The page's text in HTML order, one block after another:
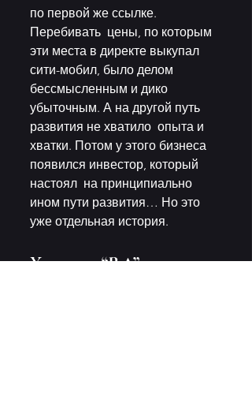
по первой же ссылке.
Перебивать  цены, по которым
эти места в директе выкупал
сити-мобил, было делом
бессмысленным и дико
убыточным. А на другой путь
развития не хватило  опыта и
хватки. Потом у этого бизнеса
появился инвестор, который
настоял  на принципиально
ином пути развития… Но это
уже отдельная история.
Холдинг “RA”